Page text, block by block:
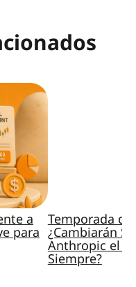
a
para
Temporada de
¿Cambiarán
Anthropic el
Siempre?